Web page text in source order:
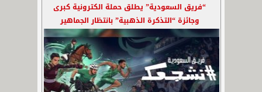
“فريق السعودية” يطلق حملة الكترونية كبرى
وجائزة “التذكرة الذهبية” بانتظار الجماهير